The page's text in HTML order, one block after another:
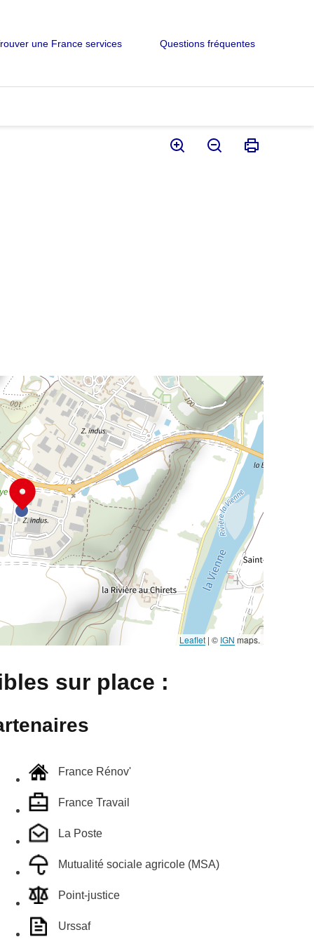
une France services Questions fréquentes
Leaflet | © IGN maps.
sur place :
France Rénov'
France Travail
La Poste
Mutualité sociale agricole (MSA)
Point-justice
Urssaf